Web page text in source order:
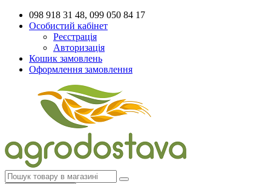
098 918 31 48, 099 050 84 17
Особистий кабінет
Реєстрація
Авторизація
Кошик замовлень
Оформлення замовлення